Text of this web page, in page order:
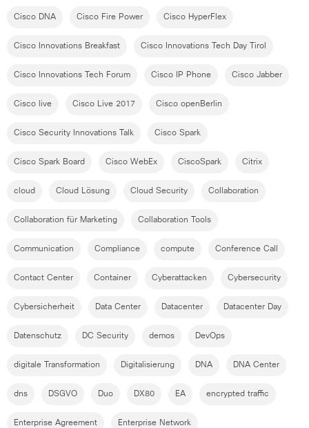
Cisco DNA Cisco Fire Power Cisco HyperFlex
Cisco Innovations Breakfast Cisco Innovations Tech Day Tirol
Cisco Innovations Tech Forum Cisco IP Phone Cisco Jabber
Cisco live Cisco Live 2017 Cisco openBerlin
Cisco Security Innovations Talk Cisco Spark
Cisco Spark Board Cisco WebEx CiscoSpark Citrix
cloud Cloud Lösung Cloud Security Collaboration
Collaboration für Marketing Collaboration Tools
Communication Compliance compute Conference Call
Contact Center Container Cyberattacken Cybersecurity
Cybersicherheit Data Center Datacenter Datacenter Day
Datenschutz DC Security demos DevOps
digitale Transformation Digitalisierung DNA DNA Center
dns DSGVO Duo DX80 EA encrypted traffic
Enterprise Agreement Enterprise Network